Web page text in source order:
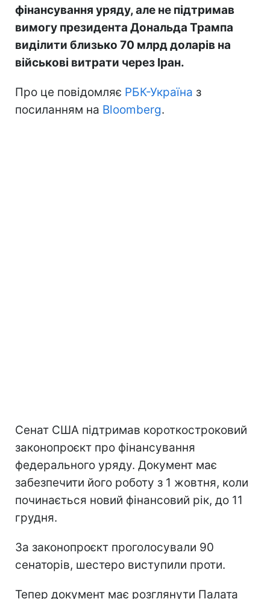
фінансування уряду, але не підтримав
вимогу президента Дональда Трампа
виділити близько 70 млрд доларів на
військові витрати через Іран.
Про це повідомляє РБК-Україна з
посиланням на Bloomberg.
Сенат США підтримав короткостроковий
законопроєкт про фінансування
федерального уряду. Документ має
забезпечити його роботу з 1 жовтня, коли
починається новий фінансовий рік, до 11
грудня.
За законопроєкт проголосували 90
сенаторів, шестеро виступили проти.
Тепер документ має розглянути Палата